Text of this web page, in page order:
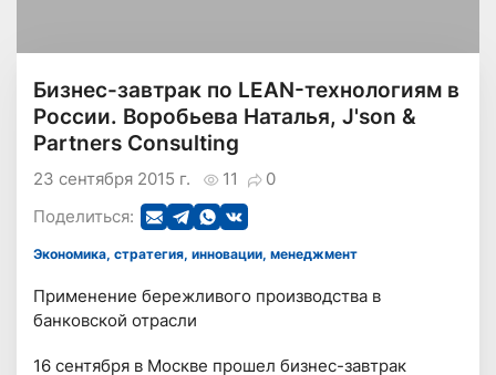
Бизнес-завтрак по LEAN-технологиям в
России. Воробьева Наталья, J'son &
Partners Consulting
11 0
23 сентября 2015 г.
Поделиться:
Экономика, стратегия, инновации, менеджмент
Применение бережливого производства в
банковской отрасли
16 сентября в Москве прошел бизнес-завтрак